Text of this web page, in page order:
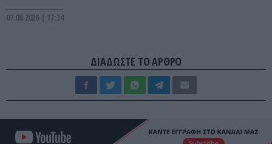
07.08.2026 | 17:34
ΔΙΑΔΩΣΤΕ ΤΟ ΑΡΘΡΟ